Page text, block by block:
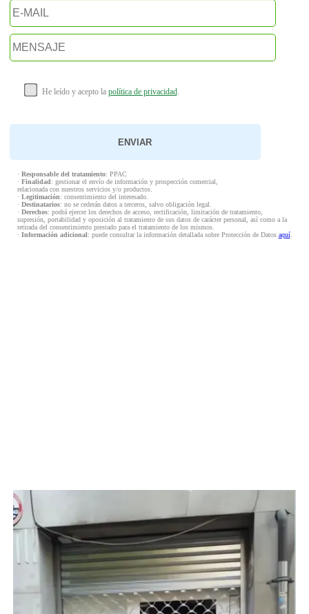
He leído y acepto la política de privacidad.
· Responsable del tratamiento: PPAC
· Finalidad: gestionar el envío de información y prospección comercial,
relacionada con nuestros servicios y/o productos.
· Legitimación: consentimiento del interesado.
· Destinatarios: no se cederán datos a terceros, salvo obligación legal.
· Derechos: podrá ejercer los derechos de acceso, rectificación, limitación de tratamiento,
supresión, portabilidad y oposición al tratamiento de sus datos de carácter personal, así como a la
retirada del consentimiento prestado para el tratamiento de los mismos.
· Información adicional: puede consultar la información detallada sobre Protección de Datos aquí.